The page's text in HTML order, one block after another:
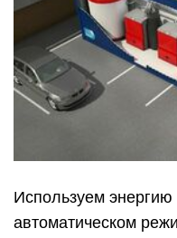
Используем
автоматическом